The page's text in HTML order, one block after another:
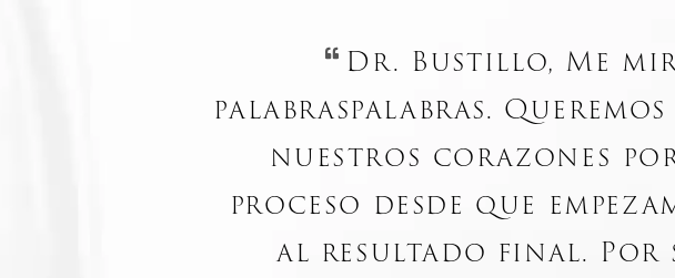
Dr. Bustillo, Me
palabraspalabras.
nuestros corazones
proceso desde que
al resultado final. Por